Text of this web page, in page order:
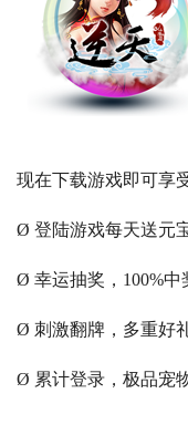
现在下载游戏即可享
Ø 登陆游戏每天送元
Ø 幸运抽奖，100%中
Ø 刺激翻牌，多重好
Ø 累计登录，极品宠